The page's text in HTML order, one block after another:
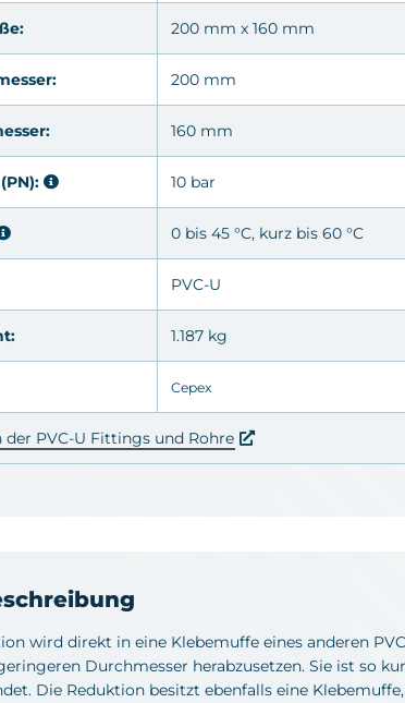
wird direkt in eine Klebemuffe eines anderen
Durchmesser herabzusetzen. Sie ist so
Die Reduktion besitzt ebenfalls eine
200 mm x 160 mm
200 mm
160 mm
10 bar
0 bis 45 °C, kurz bis 60 °C
PVC-U
1.187 kg
Cepex
der PVC-U Fittings und Rohre